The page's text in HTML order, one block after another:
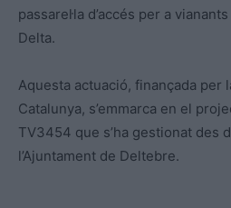
passarel·la d’accés per a
Delta.
Aquesta actuació, finançada per
Catalunya, s’emmarca en el
TV3454 que s’ha gestionat des
l’Ajuntament de Deltebre.